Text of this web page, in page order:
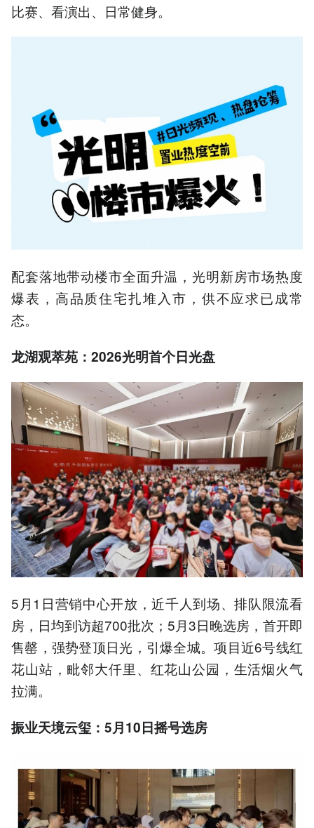
比赛、看演出、日常健身。
配套落地带动楼市全面升温，光明新房市场热度
爆表，高品质住宅扎堆入市，供不应求已成常
态。
龙湖观萃苑：2026光明首个日光盘
5月1日营销中心开放，近千人到场、排队限流看
房，日均到访超700批次；5月3日晚选房，首开即
售罄，强势登顶日光，引爆全城。项目近6号线红
花山站，毗邻大仟里、红花山公园，生活烟火气
拉满。
振业天境云玺：5月10日摇号选房